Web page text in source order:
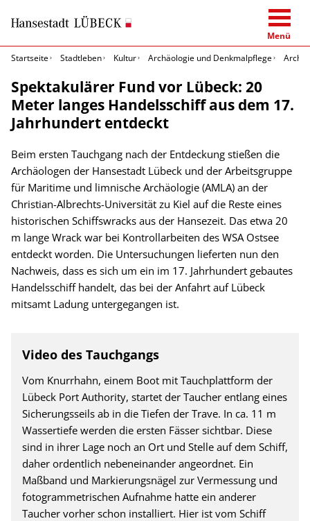
Menü
Startseite
Stadtleben Kultur Archäologie und Denkmalpflege
Spektakulärer Fund vor Lübeck: 20
Meter langes Handelsschiff aus dem 17.
Jahrhundert entdeckt
Beim ersten Tauchgang nach der Entdeckung stießen die
Archäologen der Hansestadt Lübeck und der Arbeitsgruppe
für Maritime und limnische Archäologie (AMLA) an der
Christian-Albrechts-Universität zu Kiel auf die Reste eines
historischen Schiffswracks aus der Hansezeit. Das etwa 20
m lange Wrack war bei Kontrollarbeiten des WSA Ostsee
entdeckt worden. Die Untersuchungen lieferten nun den
Nachweis, dass es sich um ein im 17. Jahrhundert gebautes
Handelsschiff handelt, das bei der Anfahrt auf Lübeck
mitsamt Ladung untergegangen ist.
Video des Tauchgangs
Vom Knurrhahn, einem Boot mit Tauchplattform der
Lübeck Port Authority, startet der Taucher entlang eines
Sicherungsseils ab in die Tiefen der Trave. In ca. 11 m
Wassertiefe werden die ersten Fässer sichtbar. Diese
sind in ihrer Lage noch an Ort und Stelle auf dem Schiff,
daher ordentlich nebeneinander angeordnet. Ein
Maßband und Markierungsnägel zur Vermessung und
fotogrammetrischen Aufnahme hatte ein anderer
Taucher vorher schon installiert. Hier ist vom Schiff